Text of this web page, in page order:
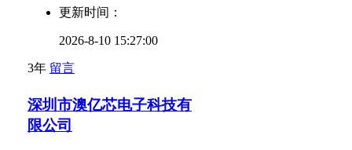
更新时间：
2026-8-10 15:27:00
3年 留言
深圳市澳亿芯电子科技有
限公司